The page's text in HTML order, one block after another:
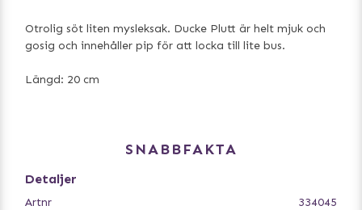
Otrolig söt liten mysleksak. Ducke Plutt är helt mjuk och
gosig och innehåller pip för att locka till lite bus.
Längd: 20 cm
SNABBFAKTA
Detaljer
Artnr 334045